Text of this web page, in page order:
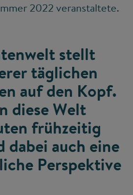
2022 veranstaltete.
stellt
täglichen
auf den Kopf.
diese Welt
frühzeitig
dabei auch eine
Perspektive